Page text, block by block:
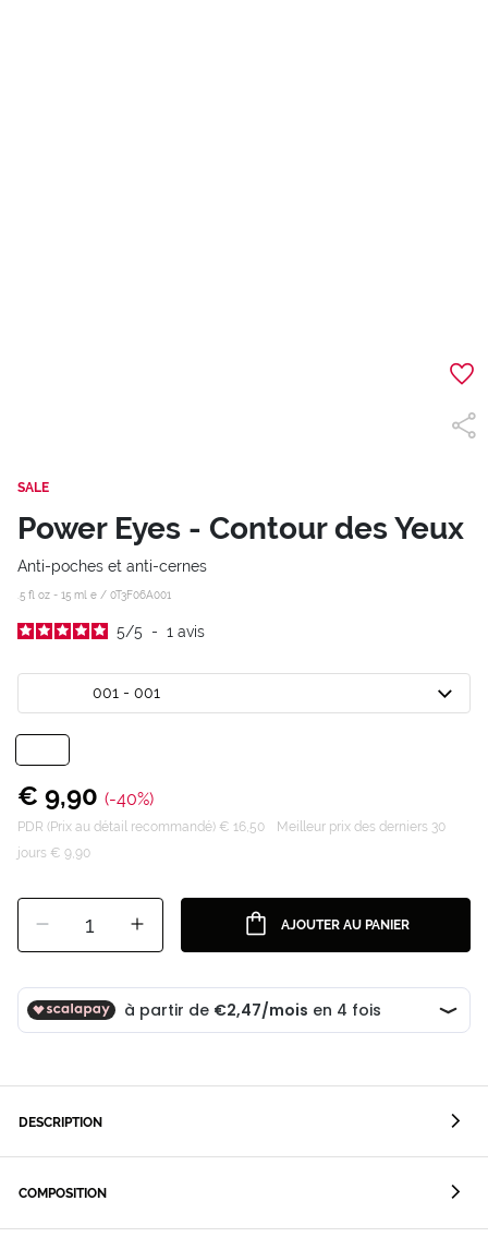
SALE
Power Eyes - Contour des Yeux
Anti-poches et anti-cernes
.5 fl oz - 15 ml e / 0T3F06A001
5/5 - 1 avis
001 - 001
€ 9,90 (-40%)
PDR (Prix au détail recommandé) € 16,50
Meilleur prix des derniers 30
jours € 9,90
1 AJOUTER AU PANIER
DESCRIPTION
COMPOSITION